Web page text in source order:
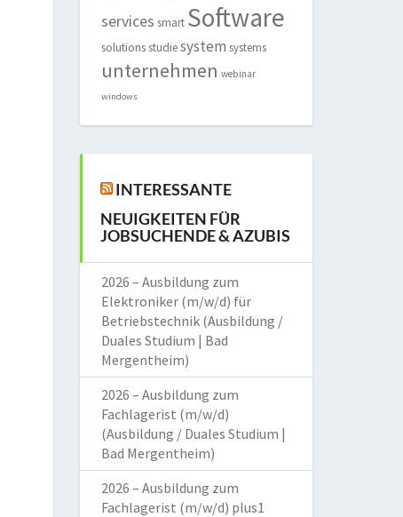
services smart Software
solutions studie system systems
unternehmen webinar
windows
INTERESSANTE
NEUIGKEITEN FÜR
JOBSUCHENDE & AZUBIS
2026 – Ausbildung zum
Elektroniker (m/w/d) für
Betriebstechnik (Ausbildung /
Duales Studium | Bad
Mergentheim)
2026 – Ausbildung zum
Fachlagerist (m/w/d)
(Ausbildung / Duales Studium |
Bad Mergentheim)
2026 – Ausbildung zum
Fachlagerist (m/w/d) plus1